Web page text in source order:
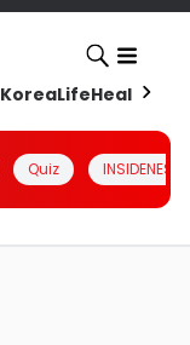
KoreaLifeHealth
Quiz INSIDENESIA